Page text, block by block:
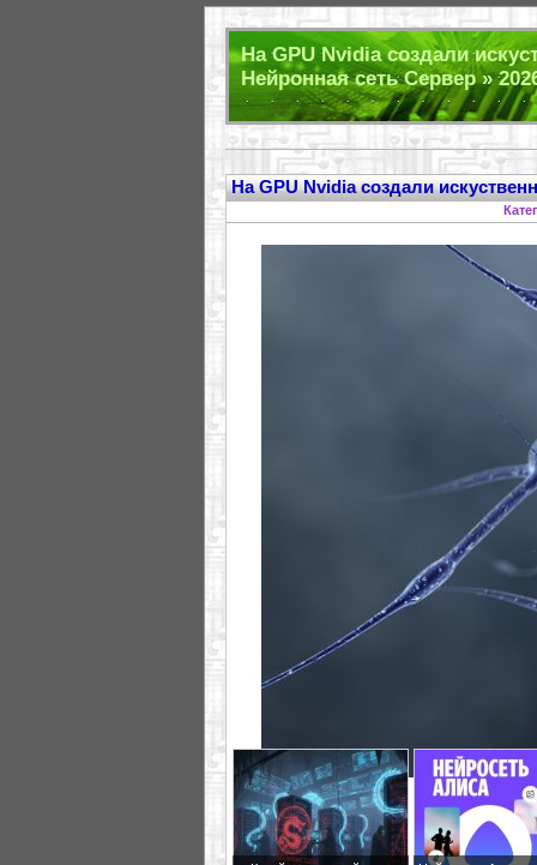
На GPU Nvidia создали
Нейронная сеть Сервер »
На GPU Nvidia создали